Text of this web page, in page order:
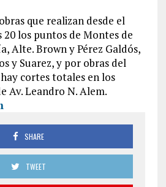
que realizan desde el
20 los puntos de Montes de
Alte. Brown y Pérez Galdós,
y Suarez, y por obras del
cortes totales en los
Av. Leandro N. Alem.
SHARE
TWEET